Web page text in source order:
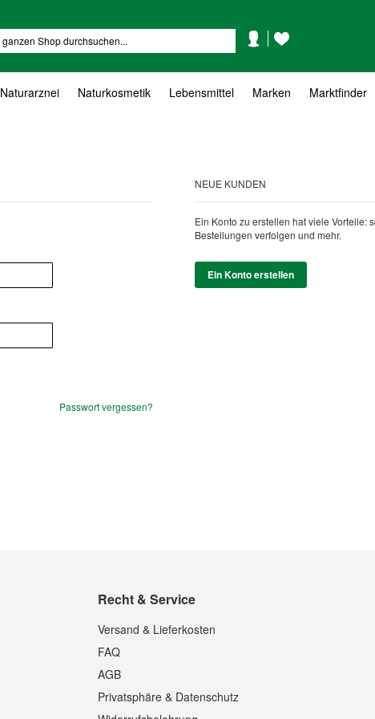
KontoWunschzettel
Naturarznei Naturkosmetik Lebensmittel Marken Marktfinder
Passwort vergessen?
NEUE KUNDEN
Ein Konto zu erstellen hat viele Vorteile:
Bestellungen verfolgen und mehr.
Ein Konto erstellen
Recht & Service
Versand & Lieferkosten
FAQ
AGB
Privatsphäre & Datenschutz